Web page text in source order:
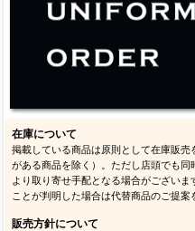
在庫について
掲載している商品は原則として在庫販
がある商品を除く）。ただし店頭でも
より取り寄せ手配となる場合がござい
ことが判明した場合は代替商品のご提案
販売方針について